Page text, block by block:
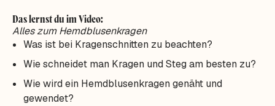
Das lernst du im Video:
Alles zum Hemdblusenkragen
Was ist bei Kragenschnitten zu beachten?
Wie schneidet man Kragen und Steg am besten zu?
Wie wird ein Hemdblusenkragen genäht und
gewendet?